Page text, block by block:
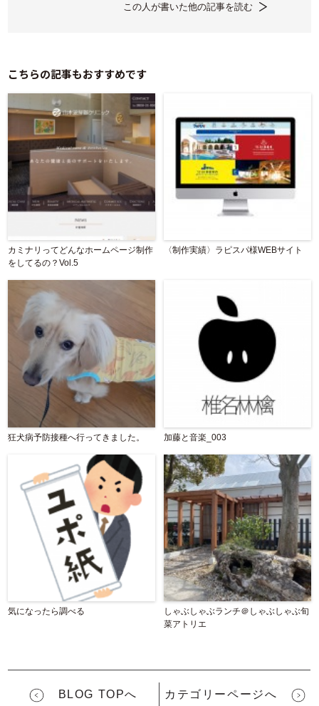
この人が書いた他の記事を読む
こちらの記事もおすすめです
カミナリってどんなホームページ制作
をしてるの？Vol.5
〈制作実績〉ラピスパ様WEBサイト
狂犬病予防接種へ行ってきました。 加藤と音楽_003
気になったら調べる
しゃぶしゃぶランチ＠しゃぶしゃぶ旬
菜アトリエ
BLOG TOPへ カテゴリーページへ